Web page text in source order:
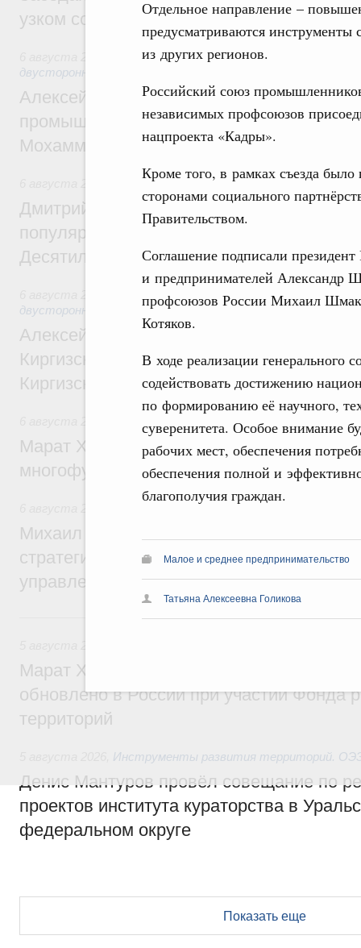
Отдельное направление –
предусматриваются инструменты
из других регионов.
Российский союз
независимых профсоюзов
нацпроекта «Кадры».
Кроме того, в рамках съезда
сторонами социального
Правительством.
Соглашение подписали
и предпринимателей Александр
профсоюзов России Михаил
Котяков.
В ходе реализации генерального
содействовать достижению
по формированию её научного,
суверенитета. Особое внимание
рабочих мест, обеспечения
обеспечения полной и
благополучия граждан.
Малое и среднее предпринимательство
Татьяна Алексеевна Голикова
узком составе
Экономические отношения с
двусторонней основе
Алексей Оверчук провёл рабочую
промышленности, недропользования и
Мохаммадом Атабаком
Внутренний и въездной туризм
Дмитрий Чернышенко: Порядка 110
популярного туризма в 35 регионах
Десятилетия науки и технологий
Экономические и гуманитарные
двусторонней основе
Алексей Оверчук принял участие в
Киргизского экономического форума и
Киргизской межрегиональной
Марат Хуснуллин: На двух скоростных
многофункциональные зоны дорожного
Технологическое развитие. Инновации
Михаил Мишустин дал поручения по
стратегической сессии о
управления научно-технологическим
5 августа, среда
Марат Хуснуллин: Более 4,3 тыс.
обновлено в России при участии Фонда
территорий
Инструменты развития территорий.
Денис Мантуров провёл совещание по
проектов института кураторства в
федеральном округе
Показать еще